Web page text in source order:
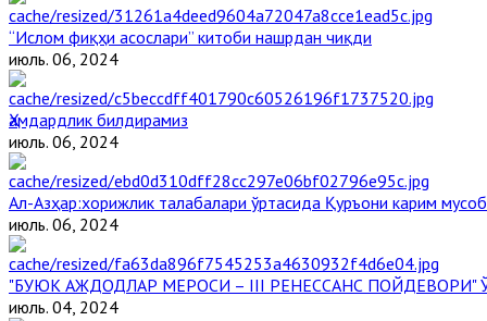
“Ислом фиқҳи асослари” китоби нашрдан чиқди
июль. 06, 2024
Ҳамдардлик билдирамиз
июль. 06, 2024
Aл-Aзҳар:хорижлик талабалари ўртасида Қуръони карим
июль. 06, 2024
"БУЮК АЖДОДЛАР МЕРОСИ – III РЕНЕССАНС
июль. 04, 2024